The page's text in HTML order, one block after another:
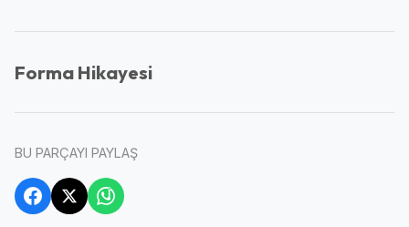
Forma Hikayesi
BU PARÇAYI PAYLAŞ